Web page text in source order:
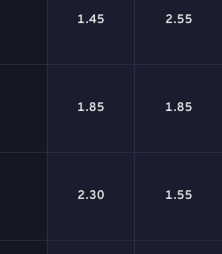
1.45 2.55
1.85 1.85
2.30 1.55